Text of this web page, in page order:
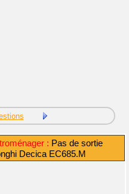
: Pas de sortie
Decica EC685.M